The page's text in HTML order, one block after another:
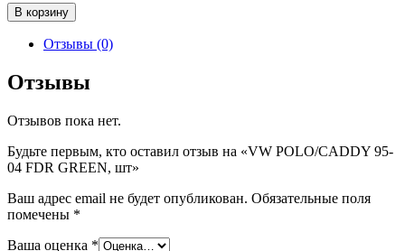
Количество
товара
VW
95-
04
GREEN,
В корзину
Отзывы (0)
Отзывы
Отзывов пока нет.
Будьте первым, кто оставил отзыв на «VW POLO/CADDY 95-
04 FDR GREEN, шт»
Ваш адрес email не будет опубликован. Обязательные поля
помечены *
Ваша оценка *